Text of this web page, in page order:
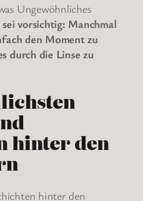
Ungewöhnliches
vorsichtig: Manchmal
den Moment zu
durch die Linse zu
hinter den
hinter den